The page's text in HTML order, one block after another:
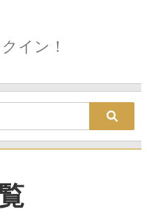
イン！